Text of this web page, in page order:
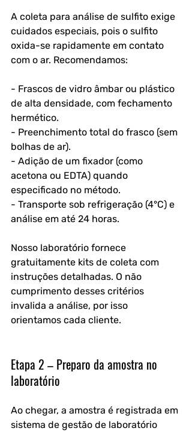
A coleta para análise de sulfito exige
cuidados especiais, pois o sulfito
oxida-se rapidamente em contato
com o ar. Recomendamos:
- Frascos de vidro âmbar ou plástico
de alta densidade, com fechamento
hermético.
- Preenchimento total do frasco (sem
bolhas de ar).
- Adição de um fixador (como
acetona ou EDTA) quando
especificado no método.
- Transporte sob refrigeração (4°C) e
análise em até 24 horas.
Nosso laboratório fornece
gratuitamente kits de coleta com
instruções detalhadas. O não
cumprimento desses critérios
invalida a análise, por isso
orientamos cada cliente.
Etapa 2 – Preparo da amostra no
laboratório
Ao chegar, a amostra é registrada em
sistema de gestão de laboratório